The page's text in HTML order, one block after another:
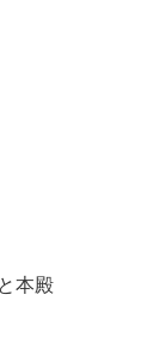
本殿